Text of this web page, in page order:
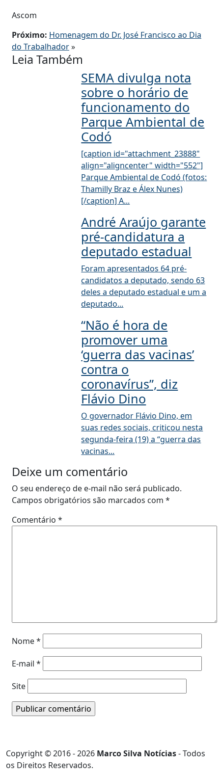
Ascom
Próximo: Homenagem do Dr. José Francisco ao Dia
do Trabalhador»
Leia Também
SEMA divulga nota
sobre o horário de
funcionamento do
Parque Ambiental de
Codó
[caption id="attachment_23888"
align="aligncenter" width="552"]
Parque Ambiental de Codó (fotos:
Thamilly Braz e Álex Nunes)
[/caption] A...
André Araújo garante
pré-candidatura a
deputado estadual
Foram apresentados 64 pré-
candidatos a deputado, sendo 63
deles a deputado estadual e um a
deputado...
“Não é hora de
promover uma
‘guerra das vacinas’
contra o
coronavírus”, diz
Flávio Dino
O governador Flávio Dino, em
suas redes sociais, criticou nesta
segunda-feira (19) a “guerra das
vacinas...
Deixe um comentário
O seu endereço de e-mail não será publicado.
Campos obrigatórios são marcados com *
Comentário *
Nome*
E-mail *
Site
Copyright © 2016 - 2026 Marco Silva Notícias- Todos
os Direitos Reservados.